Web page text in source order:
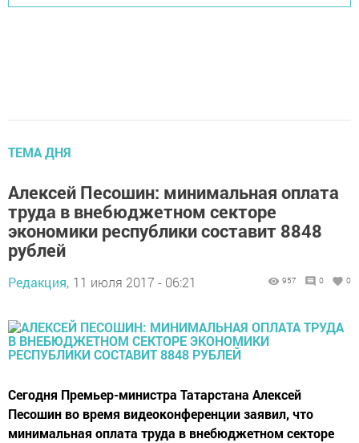
ТЕМА ДНЯ
Алексей Песошин: минимальная оплата
труда в внебюджетном секторе
экономики республики составит 8848
рублей
Редакция, 11 июля 2017 - 06:21 957 0 0
Сегодня Премьер-министра Татарстана Алексей
Песошин во время видеоконференции заявил, что
минимальная оплата труда в внебюджетном секторе